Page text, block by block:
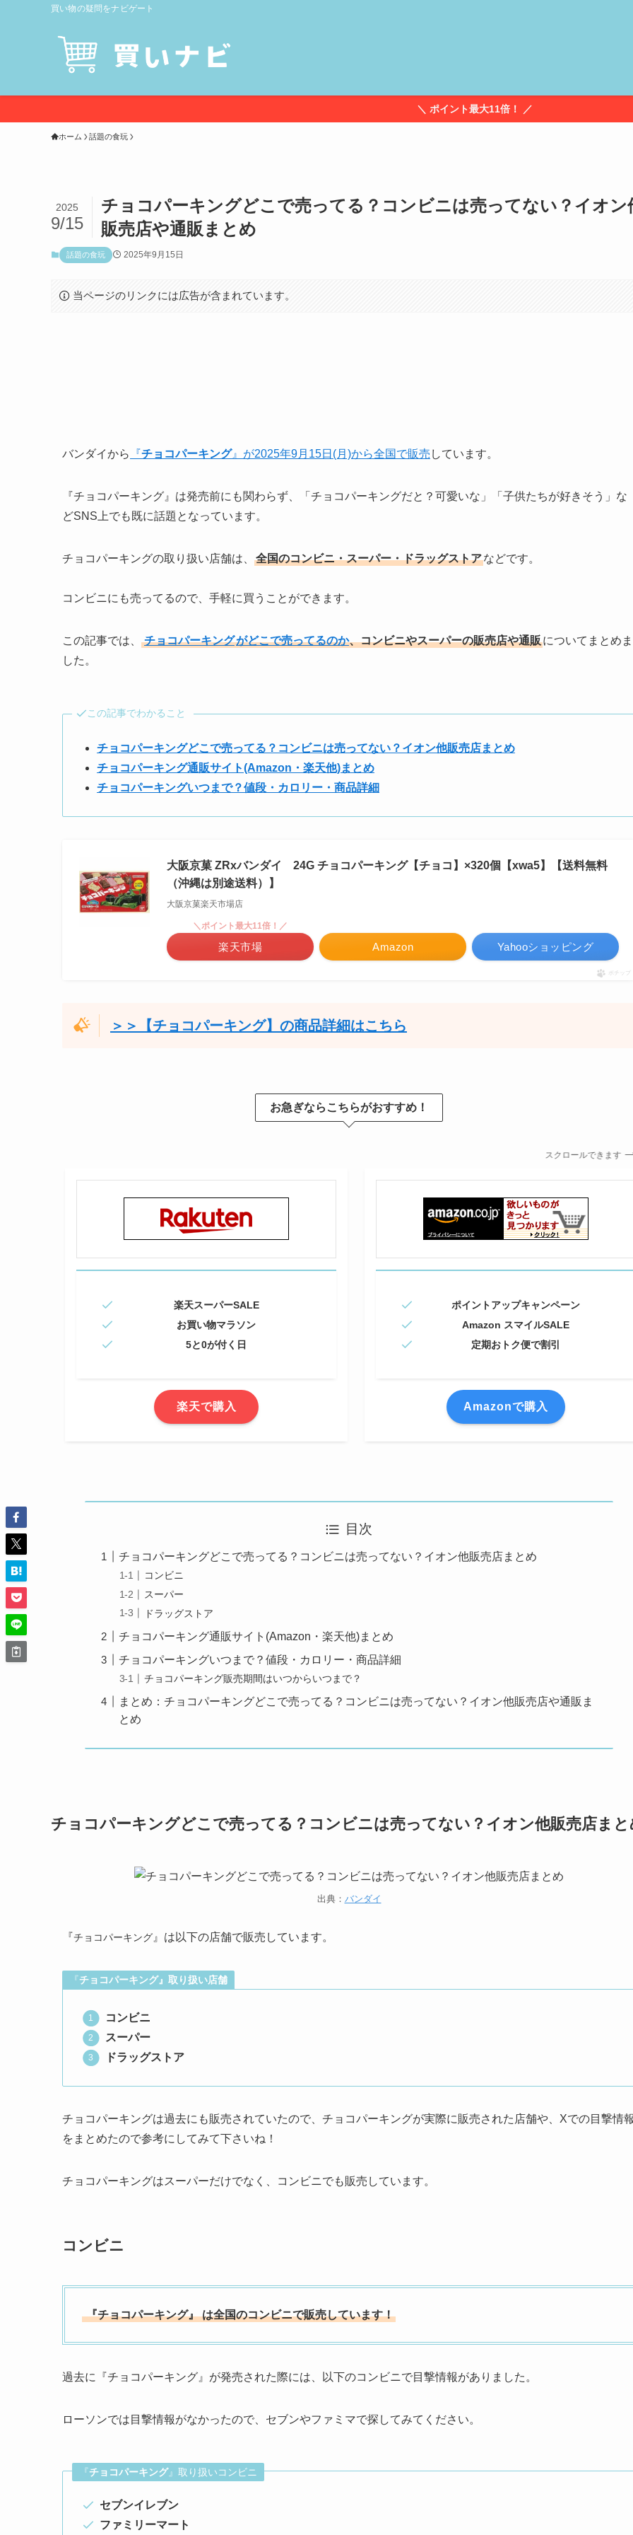
買い物の疑問をナビゲート
＼ ポイント最大11倍！ ／
ホーム 話題の食玩
チョコパーキングどこで売ってる？コンビニは売ってない？イオン
販売店や通販まとめ
2025
9/15
話題の食玩 2025年9月15日
当ページのリンクには広告が含まれています。
バンダイから 『チョコパーキング』が2025年9月15日(月)から全国で販売 しています。
『チョコパーキング』は発売前にも関わらず、「チョコパーキングだと？可愛いな」「子供たちが好きそう」な
どSNS上でも既に話題となっています。
チョコパーキングの取り扱い店舗は、 全国のコンビニ・スーパー・ドラッグストアなどです。
コンビニにも売ってるので、手軽に買うことができます。
この記事では、 チョコパーキングがどこで売ってるのか、コンビニやスーパーの販売店や通販についてまとめま
した。
この記事でわかること
チョコパーキングどこで売ってる？コンビニは売ってない？イオン他販売店まとめ
チョコパーキング通販サイト(Amazon・楽天他)まとめ
チョコパーキングいつまで？値段・カロリー・商品詳細
大阪京菓 ZRxバンダイ 24G チョコパーキング【チョコ】×320個【xwa5】【送料無料
（沖縄は別途送料）】
大阪京菓楽天市場店
Amazon
＼ポイント最大11倍！／
楽天市場 Yahooショッピング
ポチップ
＞＞【チョコパーキング】の商品詳細はこちら
お急ぎならこちらがおすすめ！
スクロールできます
楽天スーパーSALE
お買い物マラソン
5と0が付く日
楽天で購入
ポイントアップキャンペーン
Amazon スマイルSALE
定期おトク便で割引
Amazonで購入
目次
チョコパーキングどこで売ってる？コンビニは売ってない？イオン他販売店まとめ
コンビニ
スーパー
ドラッグストア
チョコパーキング通販サイト(Amazon・楽天他)まとめ
チョコパーキングいつまで？値段・カロリー・商品詳細
チョコパーキング販売期間はいつからいつまで？
まとめ：チョコパーキングどこで売ってる？コンビニは売ってない？イオン他販売店や通販ま
とめ
チョコパーキングどこで売ってる？コンビニは売ってない？イオン他販売店まと
出典： バンダイ
『チョコパーキング 』は以下の店舗で販売しています。
『チョコパーキング』取り扱い店舗
コンビニ
スーパー
ドラッグストア
チョコパーキングは過去にも販売されていたので、チョコパーキングが実際に販売された店舗や、Xでの目撃情
をまとめたので参考にしてみて下さいね！
チョコパーキングはスーパーだけでなく、コンビニでも販売しています。
コンビニ
『チョコパーキング』 は全国のコンビニで販売しています！
過去に『チョコパーキング』が発売された際には、以下のコンビニで目撃情報がありました。
ローソンでは目撃情報がなかったので、セブンやファミマで探してみてください。
『チョコパーキング』取り扱いコンビニ
セブンイレブン
ファミリーマート